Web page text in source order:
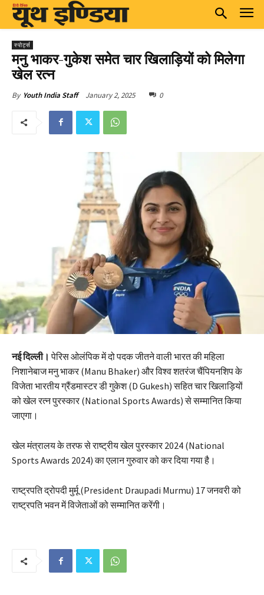
स्पोर्ट्स
मनु भाकर-गुकेश समेत चार खिलाड़ियों को मिलेगा
खेल रत्न
By Youth India Staff January 2, 2025 0
नई दिल्ली। पेरिस ओलंपिक में दो पदक जीतने वाली भारत की महिला
निशानेबाज मनु भाकर (Manu Bhaker) और विश्व शतरंज चैंपियनशिप के
विजेता भारतीय ग्रैंडमास्टर डी गुकेश (D Gukesh) सहित चार खिलाड़ियों
को खेल रत्न पुरस्कार (National Sports Awards) से सम्मानित किया
जाएगा।
खेल मंत्रालय के तरफ से राष्ट्रीय खेल पुरस्कार 2024 (National
Sports Awards 2024) का एलान गुरुवार को कर दिया गया है।
राष्ट्रपति द्रोपदी मुर्मू (President Draupadi Murmu) 17 जनवरी को
राष्ट्रपति भवन में विजेताओं को सम्मानित करेंगी।